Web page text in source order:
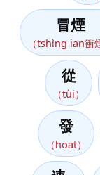
冒煙
（tshìng ian衝
從
（tùi）
發
（hoat）